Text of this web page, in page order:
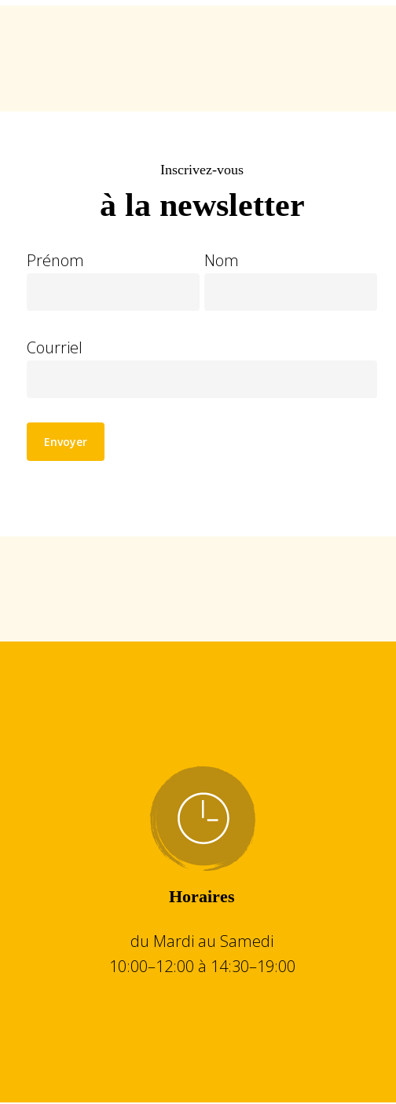
Inscrivez-vous
à la newsletter
Prénom Nom
Courriel
Horaires
du Mardi au Samedi
10:00–12:00 à 14:30–19:00